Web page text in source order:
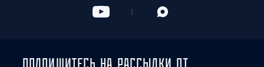
ПОДПИШИТЕСЬ НА РАССЫЛКИ ОТ